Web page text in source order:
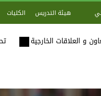
هيئة التدريس الكليات
و العلاقات الخارجية